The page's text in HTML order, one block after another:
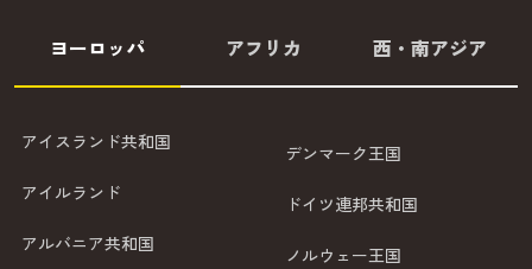
ヨーロッパ アフリカ 西・南アジア
アイスランド共和国
アイルランド
アルバニア共和国
デンマーク王国
ドイツ連邦共和国
ノルウェー王国